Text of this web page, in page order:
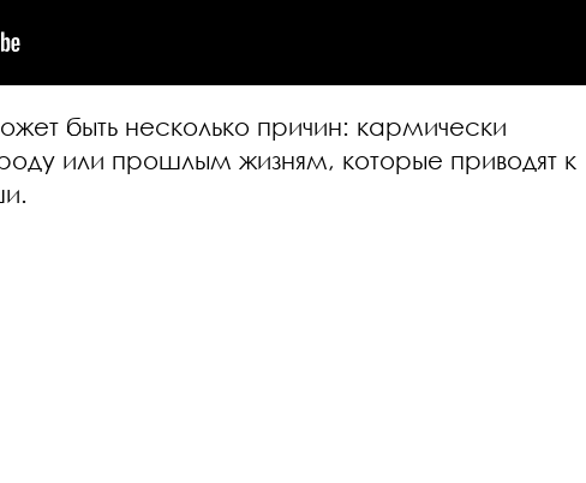
быть несколько причин: кармически
или прошлым жизням, которые приводят к